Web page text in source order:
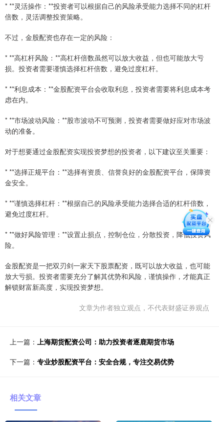
* **灵活操作：**投资者可以根据自己的风险承受能力选择不同的杠杆
倍数，灵活调整投资策略。
不过，金股配资也存在一定的风险：
* **高杠杆风险：**高杠杆倍数虽然可以放大收益，但也可能放大亏
损。投资者需要谨慎选择杠杆倍数，避免过度杠杆。
* **利息成本：**金股配资平台会收取利息，投资者需要将利息成本考
虑在内。
* **市场波动风险：**股市波动不可预测，投资者需要做好应对市场波
动的准备。
对于想要通过金股配资实现投资梦想的投资者，以下建议至关重要：
* **选择正规平台：**选择有资质、信誉良好的金股配资平台，保障资
金安全。
* **谨慎选择杠杆：**根据自己的风险承受能力选择合适的杠杆倍数，
避免过度杠杆。
* **做好风险管理：**设置止损点，控制仓位，分散投资，降低投资风
险。
金股配资是一把双刃剑一家天下股票配资，既可以放大收益，也可能
放大亏损。投资者需要充分了解其优势和风险，谨慎操作，才能真正
解锁财富新高度，实现投资梦想。
文章为作者独立观点，不代表财盛证券观点
上一篇： 上海期货配资公司：助力投资者逐鹿期货市场
下一篇： 专业炒股配资平台：安全合规，专注交易优势
相关文章